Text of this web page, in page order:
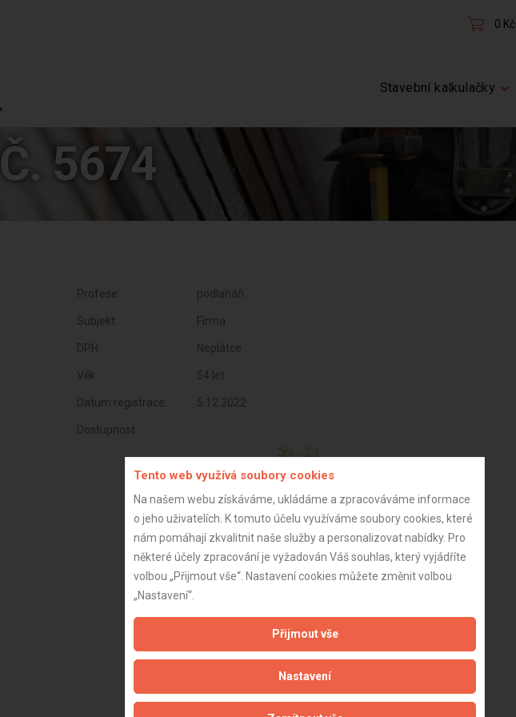
0 Kč
Stavební kalkulačky
5674
Profese: podlaháři
Subjekt: Firma
DPH: Neplátce
Věk: 54 let
Datum registrace: 5.12.2022
Dostupnost:
Aktualizováno z portálu ARES dne 03.01.2024 08:00:10
Tento web využívá soubory cookies
Na našem webu získáváme, ukládáme a zpracováváme informace
o jeho uživatelích. K tomuto účelu využíváme soubory cookies, které
nám pomáhají zkvalitnit naše služby a personalizovat nabídky. Pro
některé účely zpracování je vyžadován Váš souhlas, který vyjádříte
volbou „Přijmout vše“. Nastavení cookies můžete změnit volbou
„Nastavení“.
Přijmout vše
Nastavení